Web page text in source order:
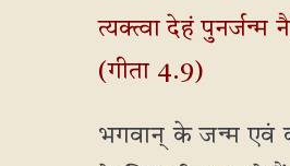
त्यक्त्वा देहं पुनर्जन्म
(गीता 4.9)
भगवान् के जन्म एवं